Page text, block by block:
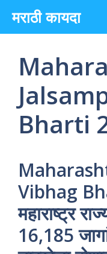
content
मराठी कायदा
Bharti
Vibhag
महाराष्ट्र
16,185